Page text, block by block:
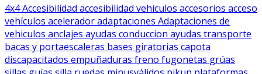
4x4Accesibilidad accesibilidad vehiculos accesorios acceso
vehículos aceleradoradaptaciones Adaptaciones de
vehiculos anclajes ayudas conduccion ayudas transporte
bacas y portaescaleras bases giratorias capota
discapacitados empuñaduras freno fugonetas grúas